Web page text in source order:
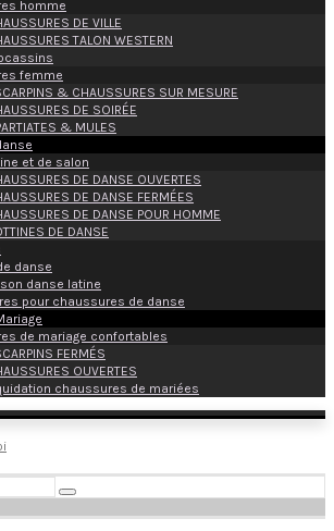
homme
DE VILLE
TALON WESTERN
femme
& CHAUSSURES SUR MESURE
DE SOIRÉE
& MULES
et de salon
DE DANSE OUVERTES
DE DANSE FERMÉES
DE DANSE POUR HOMME
DE DANSE
danse
danse latine
pour chaussures de danse
de mariage confortables
FERMÉS
OUVERTES
chaussures de mariées